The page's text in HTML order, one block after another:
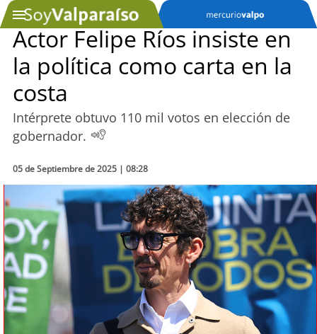
SOYTV
Podcast
Entretención
Economía
Deportes
Tecnología
Sostenibilidad
Actor Felipe Ríos insiste en
la política como carta en la
costa
Intérprete obtuvo 110 mil votos en elección de
gobernador.
05 de Septiembre de 2025 | 08:28